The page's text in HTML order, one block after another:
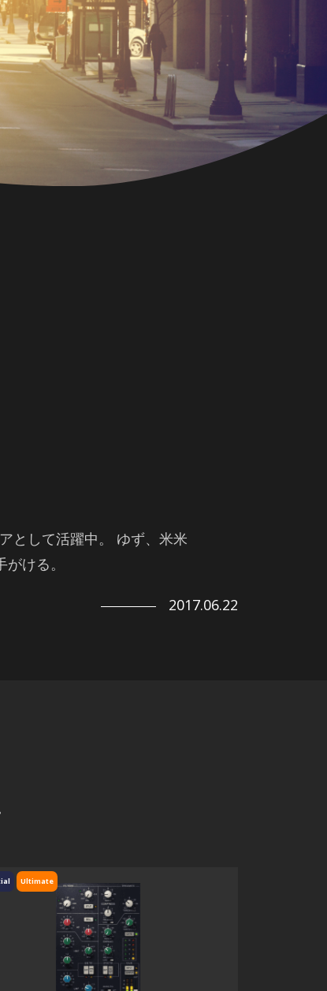
として活躍中。 ゆず、米米
ける。
2017.06.22
Ultimate